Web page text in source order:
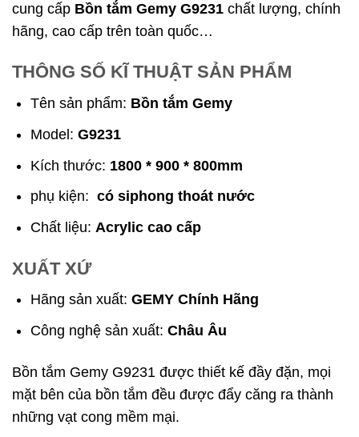
cung cấp Bồn tắm Gemy G9231 chất lượng, chính
hãng, cao cấp trên toàn quốc…
THÔNG SỐ KĨ THUẬT SẢN PHẨM
Tên sản phẩm: Bồn tắm Gemy
Model:G9231
Kích thước: 1800 * 900 * 800mm
phụ kiện:có siphong thoát nước
Chất liệu:Acrylic cao cấp
XUẤT XỨ
Hãng sản xuất:GEMY Chính Hãng
Công nghệ sản xuất:Châu Âu
Bồn tắm Gemy G9231 được thiết kế đầy đặn, mọi
mặt bên của bồn tắm đều được đẩy căng ra thành
những vạt cong mềm mại.